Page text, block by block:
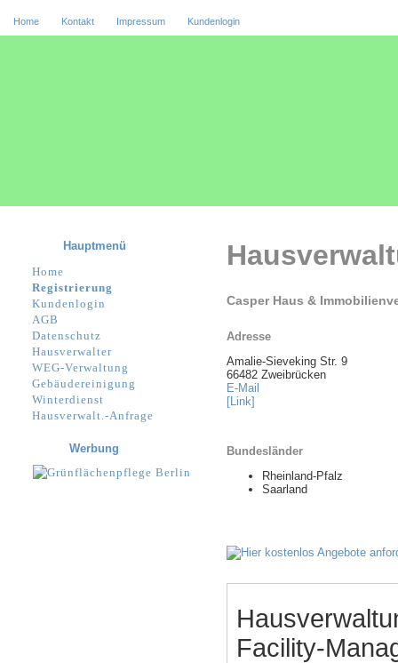
Home Kontakt Impressum Kundenlogin
Casper Haus &
Adresse
Amalie-Sieveking Str. 9
66482 Zweibrücken
E-Mail
[Link]
Bundesländer
Rheinland-Pfalz
Saarland
Facility-
Hauptmenü
Home
Registrierung
Kundenlogin
AGB
Datenschutz
Hausverwalter
WEG-Verwaltung
Gebäudereinigung
Winterdienst
Hausverwalt.-Anfrage
Werbung